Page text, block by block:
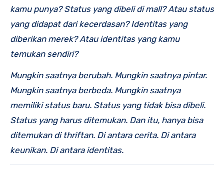
kamu punya? Status yang dibeli di mall? Atau status
yang didapat dari kecerdasan? Identitas yang
diberikan merek? Atau identitas yang kamu
temukan sendiri?
Mungkin saatnya berubah. Mungkin saatnya pintar.
Mungkin saatnya berbeda. Mungkin saatnya
memiliki status baru. Status yang tidak bisa dibeli.
Status yang harus ditemukan. Dan itu, hanya bisa
ditemukan di thriftan. Di antara cerita. Di antara
keunikan. Di antara identitas.